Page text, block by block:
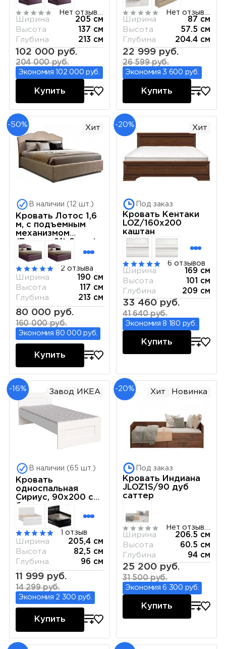
1[3]
Ширина
205 см
Высота
137 см
Глубина
213 см
102 000 руб.
204 000 руб.
Экономия 102 000 руб.
Купить
Ширина
87 см
Высота
57.5 см
Глубина
204.4 см
22 999 руб.
26 599 руб.
Экономия 3 600 руб.
Купить
-50% Хит
В наличии (12 шт.)
Кровать Лотос 1,6
м, с подъемным
механизмом
(Бархат 01) Sweet
dreams ЛСКР-1[3]
2 отзыва
Ширина
190 см
Высота
117 см
Глубина
213 см
80 000 руб.
160 000 руб.
Экономия 80 000 руб.
Купить
-20% Хит
Под заказ
Кровать Кентаки
LOZ/160x200
каштан
6 отзывов
Ширина
169 см
Высота
101 см
Глубина
209 см
33 460 руб.
41 640 руб.
Экономия 8 180 руб.
Купить
-16% Завод ИКЕА
В наличии (65 шт.)
Кровать
односпальная
Сириус, 90х200 см,
белая
1 отзыв
Ширина
205,4 см
Высота
82,5 см
Глубина
96 см
11 999 руб.
14 299 руб.
Экономия 2 300 руб.
Купить
-20% Хит Новинка
Под заказ
Кровать Индиана
JLOZ1S/90 дуб
саттер
Ширина
206.5 см
Высота
60.5 см
Глубина
94 см
25 200 руб.
31 500 руб.
Экономия 6 300 руб.
Купить